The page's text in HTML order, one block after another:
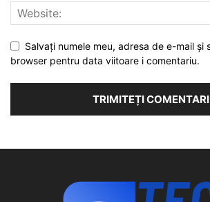
Salvați numele meu, adresa de e-mail și
browser pentru data viitoare i comentariu.